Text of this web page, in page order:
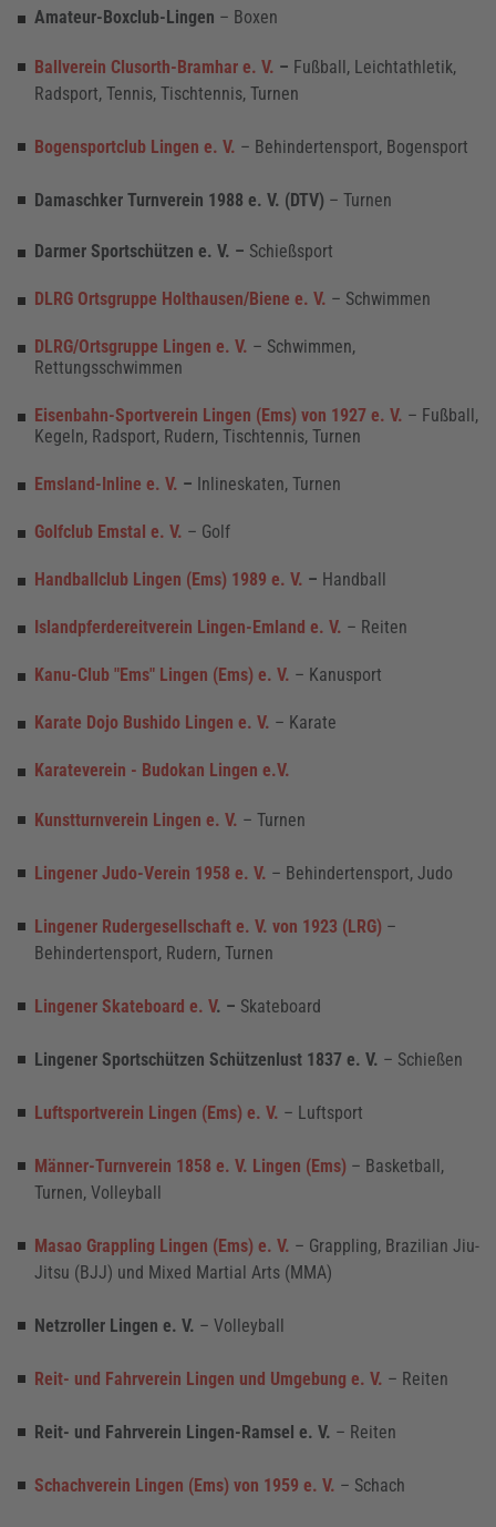
Amateur-Boxclub-Lingen – Boxen
Ballverein Clusorth-Bramhar e. V. – Fußball, Leichtathletik,
Radsport, Tennis, Tischtennis, Turnen
Bogensportclub Lingen e. V. – Behindertensport, Bogensport
Damaschker Turnverein 1988 e. V. (DTV) – Turnen
Darmer Sportschützen e. V. – Schießsport
DLRG Ortsgruppe Holthausen/Biene e. V. – Schwimmen
DLRG/Ortsgruppe Lingen e. V. – Schwimmen,
Rettungsschwimmen
Eisenbahn-Sportverein Lingen (Ems) von 1927 e. V. – Fußball,
Kegeln, Radsport, Rudern, Tischtennis, Turnen
Emsland-Inline e. V. – Inlineskaten, Turnen
Golfclub Emstal e. V. – Golf
Handballclub Lingen (Ems) 1989 e. V. – Handball
Islandpferdereitverein Lingen-Emland e. V. – Reiten
Kanu-Club "Ems" Lingen (Ems) e. V. – Kanusport
Karate Dojo Bushido Lingen e. V. – Karate
Karateverein - Budokan Lingen e.V.
Kunstturnverein Lingen e. V. – Turnen
Lingener Judo-Verein 1958 e. V. – Behindertensport, Judo
Lingener Rudergesellschaft e. V. von 1923 (LRG) –
Behindertensport, Rudern, Turnen
Lingener Skateboard e. V. – Skateboard
Lingener Sportschützen Schützenlust 1837 e. V. – Schießen
Luftsportverein Lingen (Ems) e. V. – Luftsport
Männer-Turnverein 1858 e. V. Lingen (Ems) – Basketball,
Turnen, Volleyball
Masao Grappling Lingen (Ems) e. V. – Grappling, Brazilian Jiu-
Jitsu (BJJ) und Mixed Martial Arts (MMA)
Netzroller Lingen e. V. – Volleyball
Reit- und Fahrverein Lingen und Umgebung e. V. – Reiten
Reit- und Fahrverein Lingen-Ramsel e. V. – Reiten
Schachverein Lingen (Ems) von 1959 e. V. – Schach